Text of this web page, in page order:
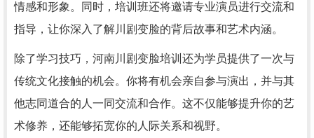
情感和形象。同时，培训班还将邀请专业演员进行交流和
指导，让你深入了解川剧变脸的背后故事和艺术内涵。
除了学习技巧，河南川剧变脸培训还为学员提供了一次与
传统文化接触的机会。你将有机会亲自参与演出，并与其
他志同道合的人一同交流和合作。这不仅能够提升你的艺
术修养，还能够拓宽你的人际关系和视野。